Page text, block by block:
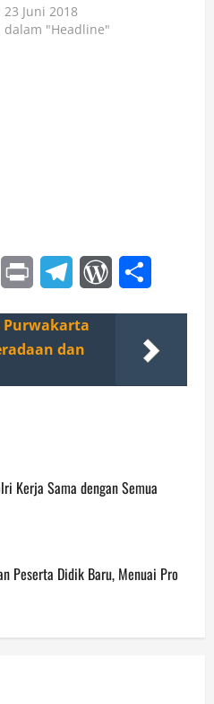
23 Juni 2018
dalam "Headline"
WhatsApp
Print TelegramWordPress
Purwakarta
dan
Kerja Sama dengan Semua
Peserta Didik Baru, Menuai Pro